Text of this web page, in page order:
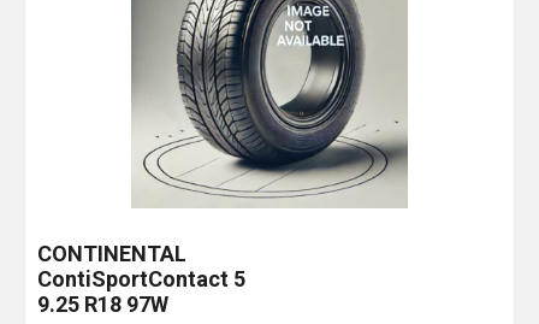
CONTINENTAL
ContiSportContact 5
9.25 R18 97W